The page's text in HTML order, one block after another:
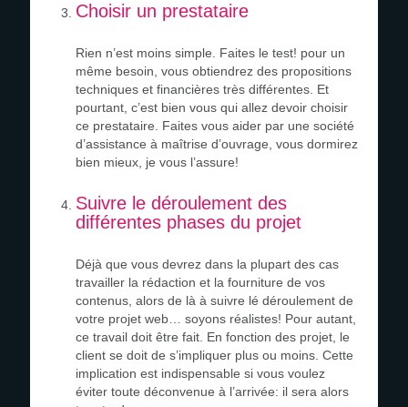
Choisir un prestataire
Rien n’est moins simple. Faites le test! pour un
même besoin, vous obtiendrez des propositions
techniques et financières très différentes. Et
pourtant, c’est bien vous qui allez devoir choisir
ce prestataire. Faites vous aider par une société
d’assistance à maîtrise d’ouvrage, vous dormirez
bien mieux, je vous l’assure!
Suivre le déroulement des
différentes phases du projet
Déjà que vous devrez dans la plupart des cas
travailler la rédaction et la fourniture de vos
contenus, alors de là à suivre lé déroulement de
votre projet web… soyons réalistes! Pour autant,
ce travail doit être fait. En fonction des projet, le
client se doit de s’impliquer plus ou moins. Cette
implication est indispensable si vous voulez
éviter toute déconvenue à l’arrivée: il sera alors